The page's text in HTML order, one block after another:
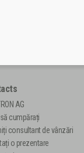
AG
cumpărați
consultant de vânzări
o prezentare